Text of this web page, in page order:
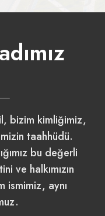
bizim kimliğimiz,
taahhüdü.
bu değerli
ve halkımızın
ismimiz, aynı